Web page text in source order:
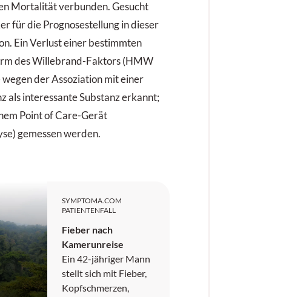
Mortalität verbunden. Gesucht
für die Prognosestellung in dieser
Ein Verlust einer bestimmten
des Willebrand-Faktors (HMW
der Assoziation mit einer
als interessante Substanz erkannt;
Point of Care-Gerät
gemessen werden.
SYMPTOMA.COM
PATIENTENFALL
Fieber nach
Kamerunreise
Ein 42-jähriger Mann
stellt sich mit Fieber,
Kopfschmerzen,